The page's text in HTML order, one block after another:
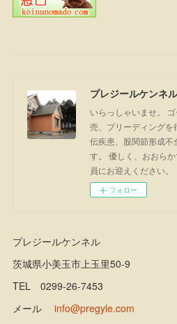
プレジールケンネル
いらっしゃいませ。
売、ブリーディング
伝疾患、股関節形成不
す。 優しく、おおら
員にお迎えください。
フォロー
プレジールケンネル
茨城県小美玉市上玉里50-9
TEL 0299-26-7453
メールinfo@pregyle.com